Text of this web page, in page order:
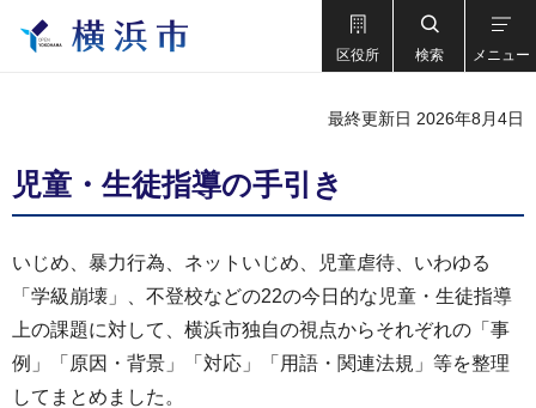
区役所 検索 メニュー
最終更新日 2026年8月4日
児童・生徒指導の手引き
いじめ、暴力行為、ネットいじめ、児童虐待、いわゆる
「学級崩壊」、不登校などの22の今日的な児童・生徒指導
上の課題に対して、横浜市独自の視点からそれぞれの「事
例」「原因・背景」「対応」「用語・関連法規」等を整理
してまとめました。